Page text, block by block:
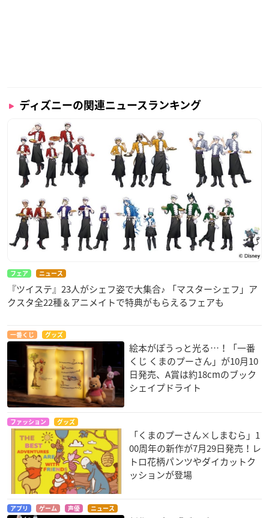
ディズニーの関連ニュースランキング
フェア ニュース
『ツイステ』23人がシェフ姿で大集合♪ 「マスターシェフ」ア
クスタ全22種＆アニメイトで特典がもらえるフェアも
一番くじ グッズ
絵本がぽうっと光る…！「一番
くじ くまのプーさん」が10月10
日発売、A賞は約18cmのブック
シェイプドライト
ファッション グッズ
「くまのプーさん×しまむら」1
00周年の新作が7月29日発売！レ
トロ花柄パンツやダイカットク
ッションが登場
アプリ ゲーム 声優 ニュース